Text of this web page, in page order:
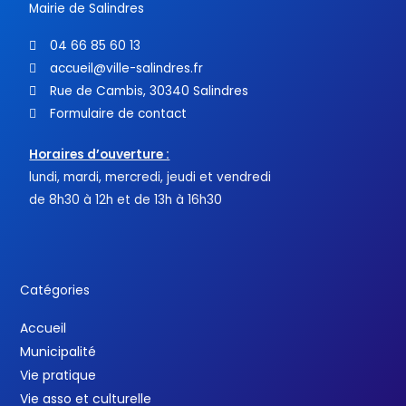
Mairie de Salindres
04 66 85 60 13
accueil@ville-salindres.fr
Rue de Cambis, 30340 Salindres
Formulaire de contact
Horaires d’ouverture :
lundi, mardi, mercredi, jeudi et vendredi
de 8h30 à 12h et de 13h à 16h30
Catégories
Accueil
Municipalité
Vie pratique
Vie asso et culturelle